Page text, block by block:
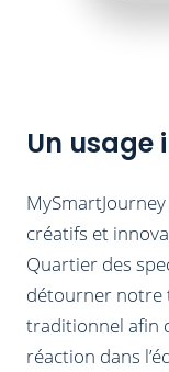
Un usage
créatifs et
Quartier des
détourner notre
traditionnel afin
réaction dans